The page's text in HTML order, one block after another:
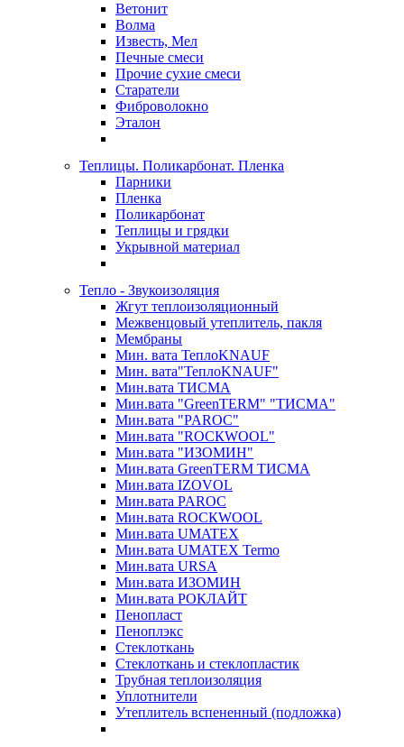
Ветонит
Волма
Известь, Мел
Печные смеси
Прочие сухие смеси
Старатели
Фиброволокно
Эталон
Теплицы. Поликарбонат. Пленка
Парники
Пленка
Поликарбонат
Теплицы и грядки
Укрывной материал
Тепло - Звукоизоляция
Жгут теплоизоляционный
Межвенцовый утеплитель, пакля
Мембраны
Мин. вата ТеплоKNAUF
Мин. вата"ТеплоKNAUF"
Мин.вата ТИСМА
Мин.вата "GreenTERM" "ТИСМА"
Мин.вата "PAROC"
Мин.вата "ROCКWOOL"
Мин.вата "ИЗОМИН"
Мин.вата GreenTERM ТИСМА
Мин.вата IZOVOL
Мин.вата PAROC
Мин.вата ROCКWOOL
Мин.вата UMATEX
Мин.вата UMATEX Termo
Мин.вата URSA
Мин.вата ИЗОМИН
Мин.вата РОКЛАЙТ
Пенопласт
Пеноплэкс
Стеклоткань
Стеклоткань и стеклопластик
Трубная теплоизоляция
Уплотнители
Утеплитель вспененный (подложка)